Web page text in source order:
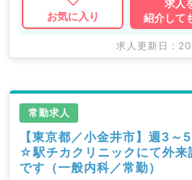
お気に入り
求人
紹介して
求人更新日 :
常勤求人
【東京都／小金井市】週3
☆駅チカクリニックにて外来
です（一般内科／常勤）